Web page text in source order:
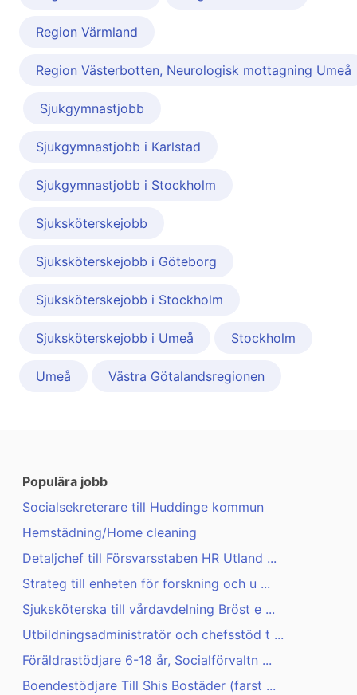
Region Värmland
Region Västerbotten, Neurologisk mottagning Umeå
Sjukgymnastjobb
Sjukgymnastjobb i Karlstad
Sjukgymnastjobb i Stockholm
Sjuksköterskejobb
Sjuksköterskejobb i Göteborg
Sjuksköterskejobb i Stockholm
Sjuksköterskejobb i Umeå Stockholm
Umeå Västra Götalandsregionen
Populära jobb
Socialsekreterare till Huddinge kommun
Hemstädning/Home cleaning
Detaljchef till Försvarsstaben HR Utland ...
Strateg till enheten för forskning och u ...
Sjuksköterska till vårdavdelning Bröst e ...
Utbildningsadministratör och chefsstöd t ...
Föräldrastödjare 6-18 år, Socialförvaltn ...
Boendestödjare Till Shis Bostäder (farst ...